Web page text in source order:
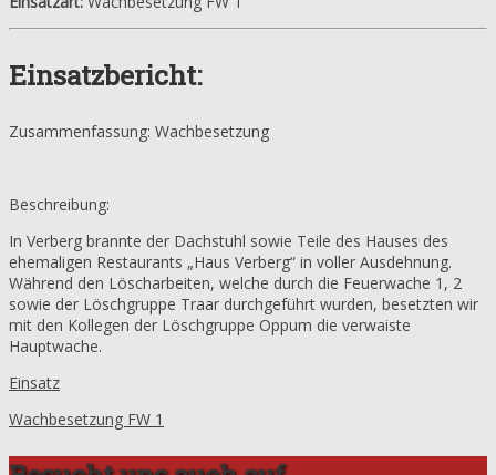
Einsatzbericht:
Zusammenfassung: Wachbesetzung
Beschreibung:
In Verberg brannte der Dachstuhl sowie Teile des Hauses des
ehemaligen Restaurants „Haus Verberg“ in voller Ausdehnung.
Während den Löscharbeiten, welche durch die Feuerwache 1, 2
sowie der Löschgruppe Traar durchgeführt wurden, besetzten wir
mit den Kollegen der Löschgruppe Oppum die verwaiste
Hauptwache.
Einsatz
Wachbesetzung FW 1